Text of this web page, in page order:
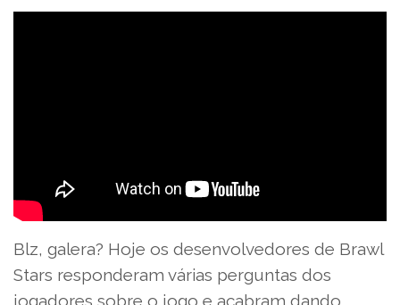
Blz, galera? Hoje os desenvolvedores de Brawl
Stars responderam várias perguntas dos
jogadores sobre o jogo e acabram dando